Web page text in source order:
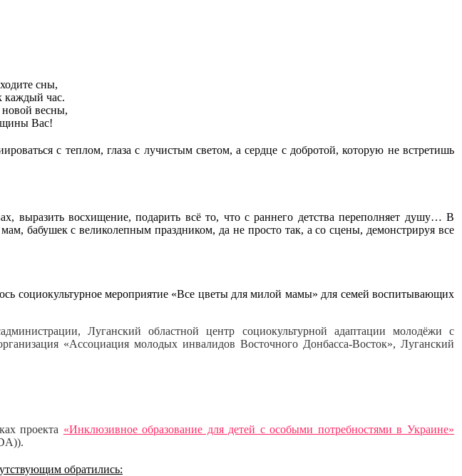
сны,
каждый час.
весны,
Вас!
с теплом, глаза с лучистым светом, а сердце с добротой, которую не встретишь
выразить восхищение, подарить всё то, что с раннего детства переполняет душу… В
бабушек с великолепным праздником, да не просто так, а со сцены, демонстрируя все
социокультурное мероприятие «Все цветы для милой мамы» для семей воспитывающих
Луганский областной центр социокультурной адаптации молодёжи с
«Ассоциация молодых инвалидов Восточного Донбасса-Восток», Луганский
проекта «Инклюзивное образование для детей с особыми потребностями в Украине»
обратились: